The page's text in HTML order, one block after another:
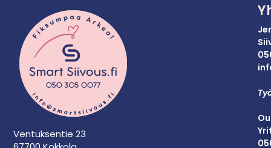
Ventuksentie 23